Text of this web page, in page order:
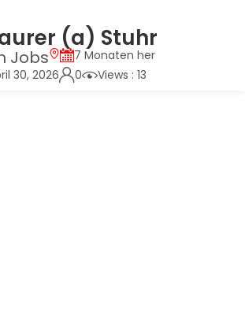
(a) Stuhr
Jobs
7 Monaten her
30, 2026
0 Views : 13